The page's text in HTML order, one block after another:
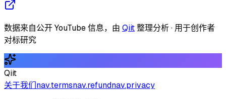
数据来自公开 YouTube 信息，由 Qiit整理分析 · 用于创作者
对标研究
Qiit
关于我们nav.termsnav.refundnav.privacy